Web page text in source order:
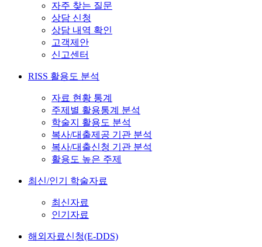
자주 찾는 질문
상담 신청
상담 내역 확인
고객제안
신고센터
RISS 활용도 분석
자료 현황 통계
주제별 활용통계 분석
학술지 활용도 분석
복사/대출제공 기관 분석
복사/대출신청 기관 분석
활용도 높은 주제
최신/인기 학술자료
최신자료
인기자료
해외자료신청(E-DDS)